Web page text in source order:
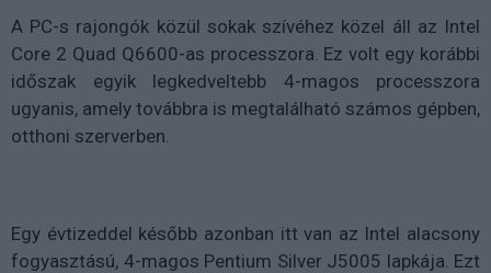
A PC-s rajongók közül sokak szívéhez közel áll az Intel
Core 2 Quad Q6600-as processzora. Ez volt egy korábbi
időszak egyik legkedveltebb 4-magos processzora
ugyanis, amely továbbra is megtalálható számos gépben,
otthoni szerverben.
Egy évtizeddel később azonban itt van az Intel alacsony
fogyasztású, 4-magos Pentium Silver J5005 lapkája. Ezt